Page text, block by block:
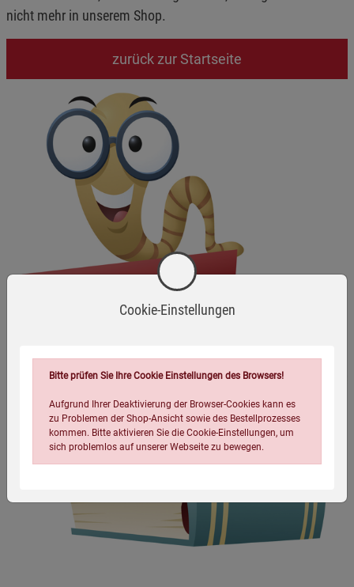
nicht mehr in unserem Shop.
zurück zur Startseite
Cookie-Einstellungen
Bitte prüfen Sie Ihre Cookie Einstellungen des Browsers!
Aufgrund Ihrer Deaktivierung der Browser-Cookies kann es
zu Problemen der Shop-Ansicht sowie des Bestellprozesses
kommen. Bitte aktivieren Sie die Cookie-Einstellungen, um
sich problemlos auf unserer Webseite zu bewegen.